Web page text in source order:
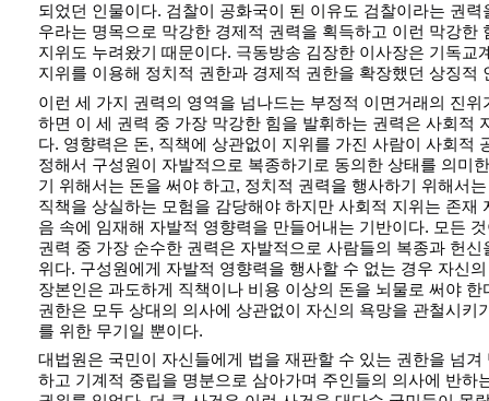
되었던 인물이다. 검찰이 공화국이 된 이유도 검찰이라는 권
우라는 명목으로 막강한 경제적 권력을 획득하고 이런 막강한
지위도 누려왔기 때문이다. 극동방송 김장한 이사장은 기독교
지위를 이용해 정치적 권한과 경제적 권한을 확장했던 상징적
이런 세 가지 권력의 영역을 넘나드는 부정적 이면거래의 진
하면 이 세 권력 중 가장 막강한 힘을 발휘하는 권력은 사회적
다. 영향력은 돈, 직책에 상관없이 지위를 가진 사람이 사회적
정해서 구성원이 자발적으로 복종하기로 동의한 상태를 의미
기 위해서는 돈을 써야 하고, 정치적 권력을 행사하기 위해서
직책을 상실하는 모험을 감당해야 하지만 사회적 지위는 존재
음 속에 임재해 자발적 영향력을 만들어내는 기반이다. 모든
권력 중 가장 순수한 권력은 자발적으로 사람들의 복종과 헌
위다. 구성원에게 자발적 영향력을 행사할 수 없는 경우 자신
장본인은 과도하게 직책이나 비용 이상의 돈을 뇌물로 써야
권한은 모두 상대의 의사에 상관없이 자신의 욕망을 관철시키
를 위한 무기일 뿐이다.
대법원은 국민이 자신들에게 법을 재판할 수 있는 권한을 넘
하고 기계적 중립을 명분으로 삼아가며 주인들의 의사에 반하